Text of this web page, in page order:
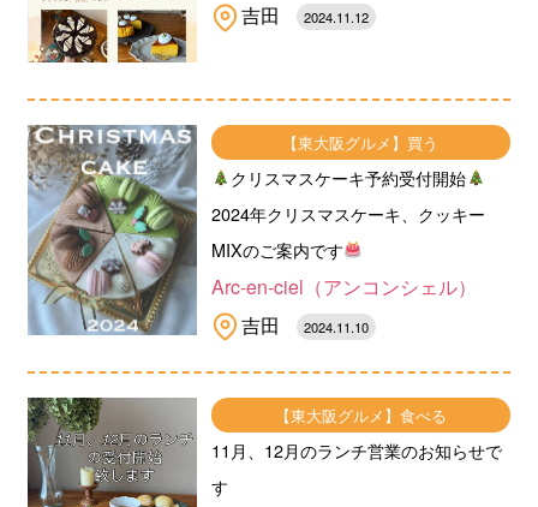
吉田
2024.11.12
【東大阪グルメ】買う
クリスマスケーキ予約受付開始
2024年クリスマスケーキ、クッキー
MIXのご案内です
Arc-en-ciel（アンコンシェル）
吉田
2024.11.10
【東大阪グルメ】食べる
11月、12月のランチ営業のお知らせで
す